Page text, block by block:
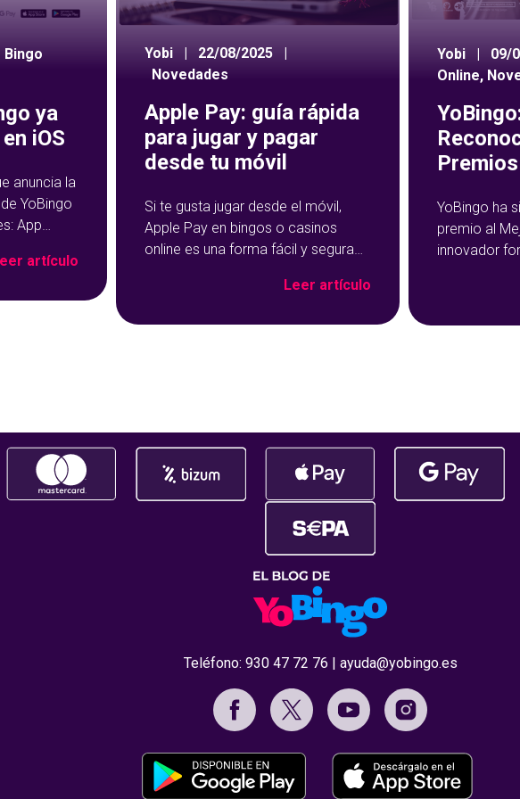
Bingo
ya
iOS
anuncia la
YoBingo
App
artículo
Yobi 22/08/2025
Novedades
Apple Pay: guía rápida
para jugar y pagar
desde tu móvil
Si te gusta jugar desde el móvil,
Apple Pay en bingos o casinos
online es una forma fácil y segura
método de pago se ha vuelto muy
Leer artículo
Yobi | 09/
Online,
YoBingo ha
premio al
innovador
que ha
Teléfono: 930 47 72 76 | ayuda@yobingo.es